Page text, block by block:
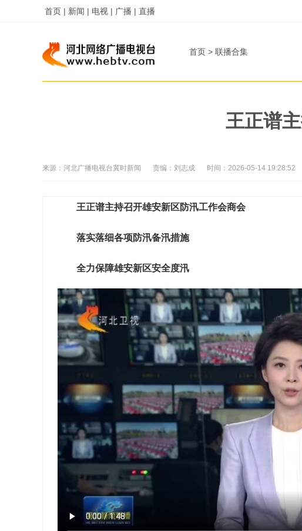
首页 | 新闻 | 电视 | 广播 | 直播
首页 > 联播合集
王正谱
来源： 河北广播电视台冀时新闻 责编： 刘志成 时间： 2026-05-14 19:28:52
王正谱主持召开雄安新区防汛工作会商会
落实落细各项防汛备汛措施
全力保障雄安新区安全度汛